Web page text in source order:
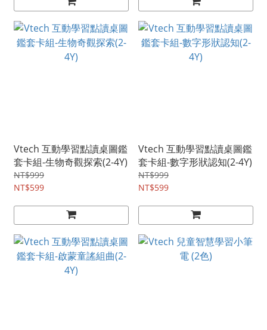
Vtech 互動學習點讀桌圖鑑
套卡組-生物奇觀探索(2-4Y)
NT$999
NT$599
Vtech 互動學習點讀桌圖鑑
套卡組-數字形狀認知(2-4Y)
NT$999
NT$599